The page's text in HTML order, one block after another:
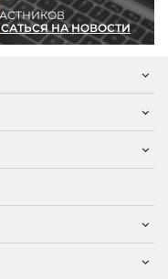
НА НОВОСТИ